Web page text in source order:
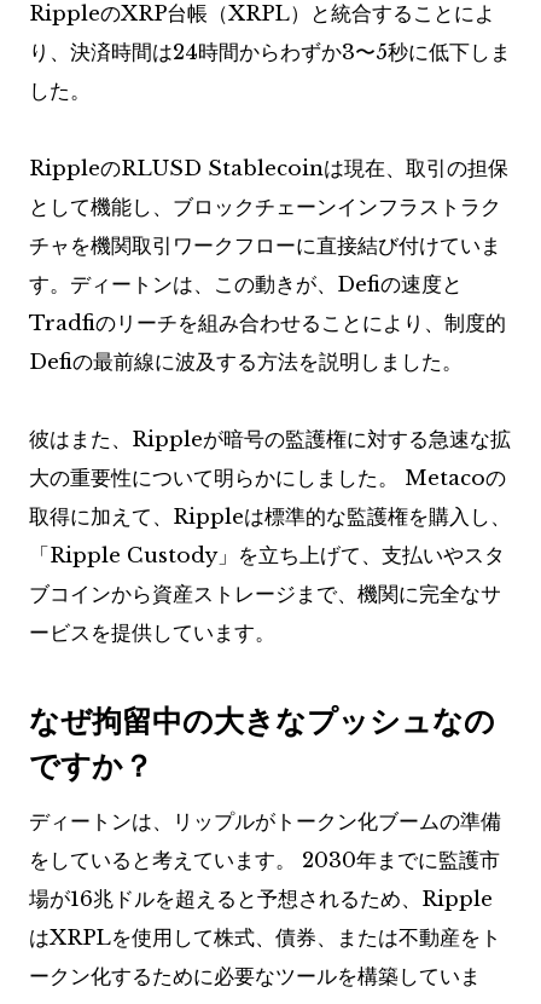
RippleのXRP台帳（XRPL）と統合することによ
り、決済時間は24時間からわずか3〜5秒に低下しま
した。
RippleのRLUSD Stablecoinは現在、取引の担保
として機能し、ブロックチェーンインフラストラク
チャを機関取引ワークフローに直接結び付けていま
す。ディートンは、この動きが、Defiの速度と
Tradfiのリーチを組み合わせることにより、制度的
Defiの最前線に波及する方法を説明しました。
彼はまた、Rippleが暗号の監護権に対する急速な拡
大の重要性について明らかにしました。 Metacoの
取得に加えて、Rippleは標準的な監護権を購入し、
「Ripple Custody」を立ち上げて、支払いやスタ
ブコインから資産ストレージまで、機関に完全なサ
ービスを提供しています。
なぜ拘留中の大きなプッシュなの
ですか？
ディートンは、リップルがトークン化ブームの準備
をしていると考えています。 2030年までに監護市
場が16兆ドルを超えると予想されるため、Ripple
はXRPLを使用して株式、債券、または不動産をト
ークン化するために必要なツールを構築していま